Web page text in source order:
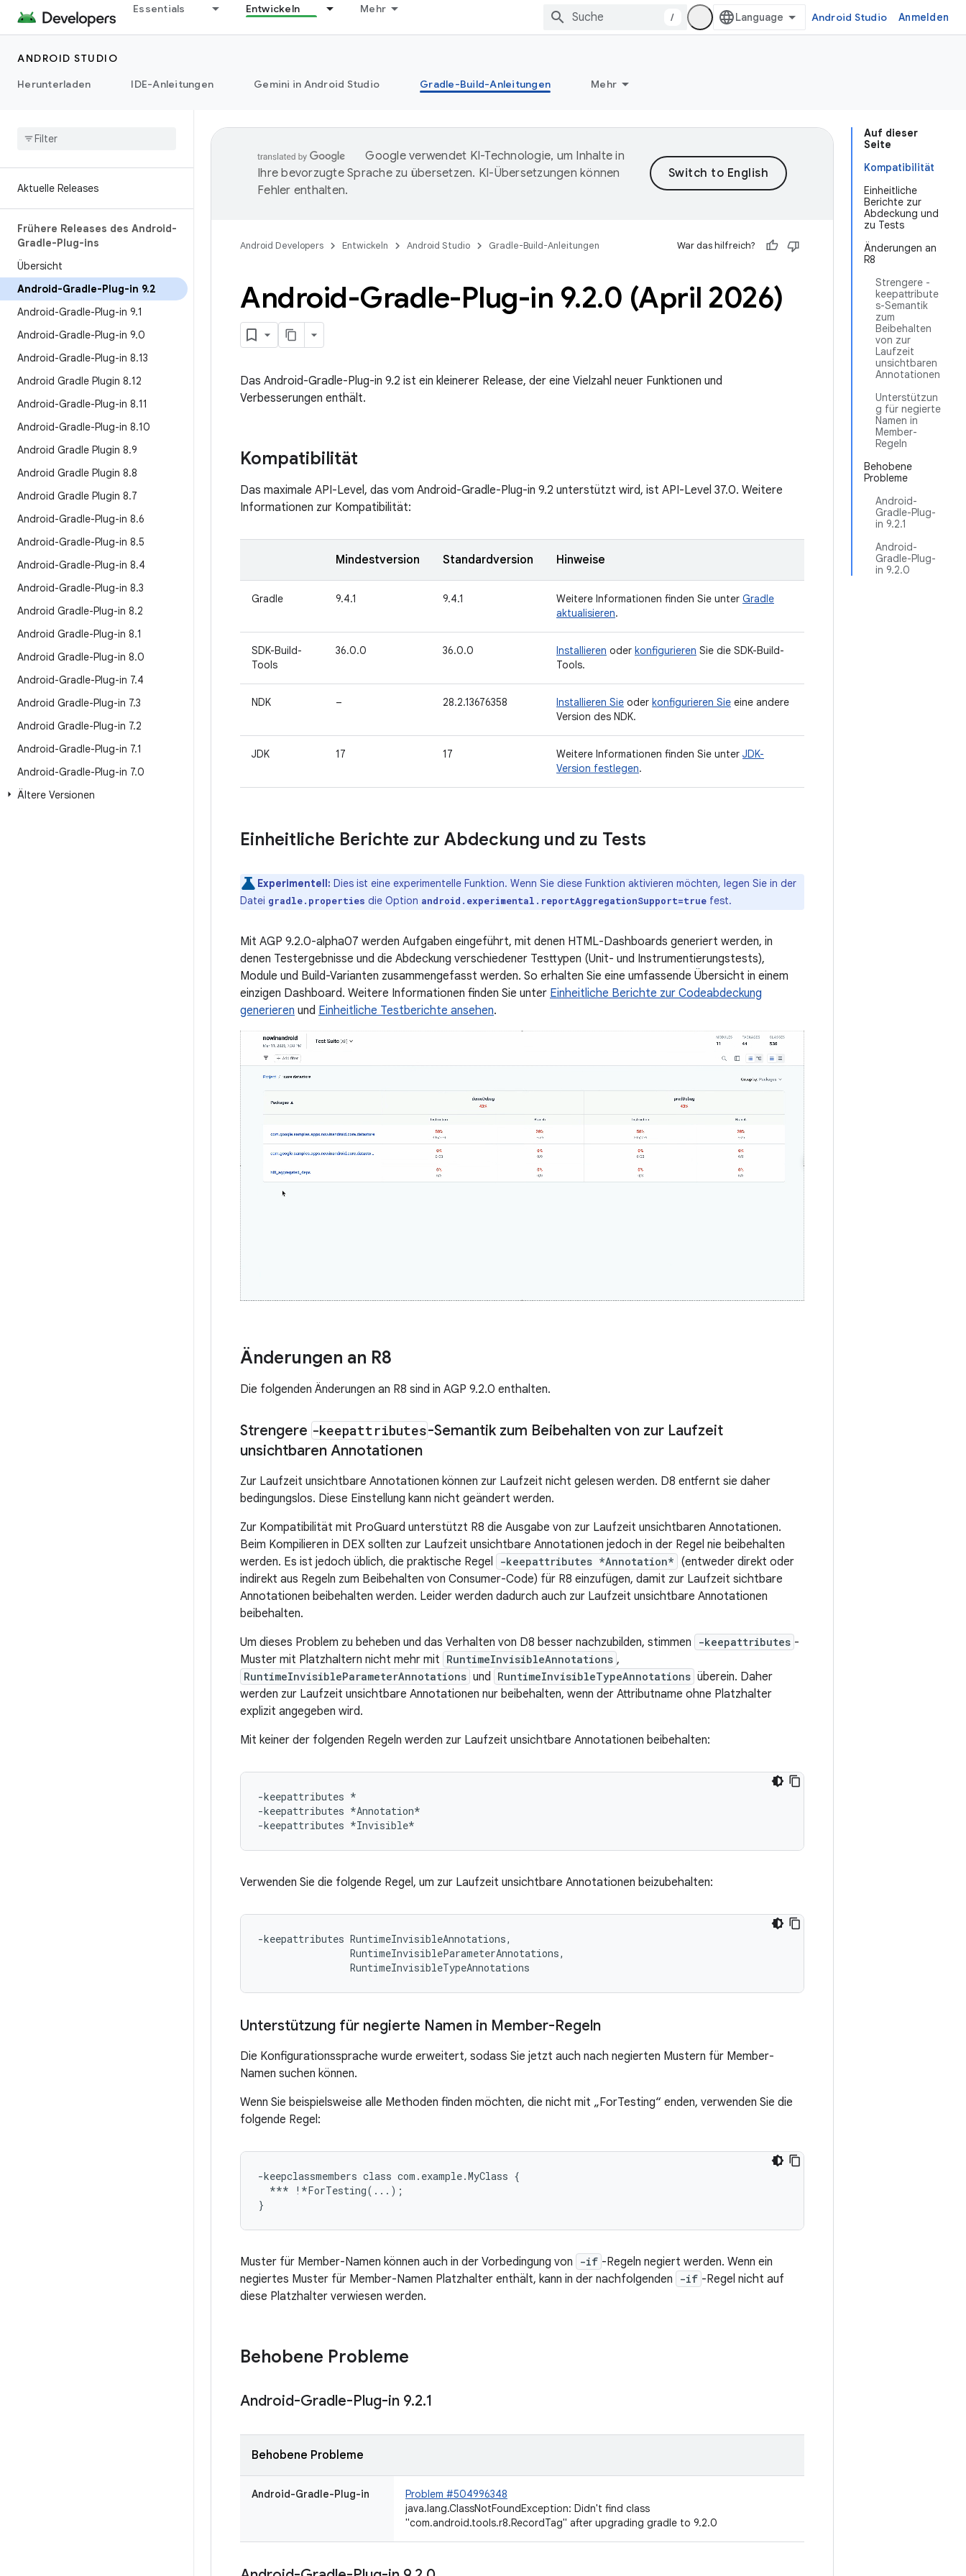
Essentials Entwickeln Mehr
/ Android Studio Anmelden
ANDROID STUDIO
Herunterladen
IDE-Anleitungen Gemini in Android Studio Gradle-Build-Anleitungen Mehr
Aktuelle Releases
Frühere Releases des Android-
Gradle-Plug-ins
Übersicht
Android-Gradle-Plug-in 9.2
Android-Gradle-Plug-in 9.1
Android-Gradle-Plug-in 9.0
Android-Gradle-Plug-in 8.13
Android Gradle Plugin 8.12
Android-Gradle-Plug-in 8.11
Android-Gradle-Plug-in 8.10
Android Gradle Plugin 8.9
Android Gradle Plugin 8.8
Android Gradle Plugin 8.7
Android-Gradle-Plug-in 8.6
Android-Gradle-Plug-in 8.5
Android-Gradle-Plug-in 8.4
Android-Gradle-Plug-in 8.3
Android Gradle-Plug-in 8.2
Android Gradle-Plug-in 8.1
Android Gradle-Plug-in 8.0
Android-Gradle-Plug-in 7.4
Android Gradle-Plug-in 7.3
Android Gradle-Plug-in 7.2
Android-Gradle-Plug-in 7.1
Android-Gradle-Plug-in 7.0
Ältere Versionen
Auf dieser
Seite
Kompatibilität
Einheitliche
Berichte zur
Abdeckung und
zu Tests
Änderungen an
R8
Strengere -
keepattribute
s-Semantik
zum
Beibehalten
von zur
Laufzeit
unsichtbaren
Annotationen
Unterstützun
g für negierte
Namen in
Member-
Regeln
Behobene
Probleme
Android-
Gradle-Plug-
in 9.2.1
Android-
Gradle-Plug-
in 9.2.0
Google verwendet KI-Technologie, um Inhalte in
Ihre bevorzugte Sprache zu übersetzen. KI-Übersetzungen können
Fehler enthalten.
Android Developers Entwickeln Android Studio Gradle-Build-Anleitungen War das hilfreich?
Android-Gradle-Plug-in 9.2.0 (April 2026)
Das Android-Gradle-Plug-in 9.2 ist ein kleinerer Release, der eine Vielzahl neuer Funktionen und
Verbesserungen enthält.
Kompatibilität
Das maximale API-Level, das vom Android-Gradle-Plug-in 9.2 unterstützt wird, ist API-Level 37.0. Weitere
Informationen zur Kompatibilität:
Mindestversion Standardversion Hinweise
Gradle 9.4.1 9.4.1 Weitere Informationen finden Sie unter Gradle
aktualisieren.
SDK-Build-
Tools
36.0.0 36.0.0 Installieren oder konfigurieren Sie die SDK-Build-
Tools.
NDK – 28.2.13676358 Installieren Sie oder konfigurieren Sie eine andere
Version des NDK.
JDK 17 17 Weitere Informationen finden Sie unter JDK-
Version festlegen.
Einheitliche Berichte zur Abdeckung und zu Tests
Experimentell: Dies ist eine experimentelle Funktion. Wenn Sie diese Funktion aktivieren möchten, legen Sie in der
Datei gradle.properties die Option android.experimental.reportAggregationSupport=true fest.
Mit AGP 9.2.0-alpha07 werden Aufgaben eingeführt, mit denen HTML-Dashboards generiert werden, in
denen Testergebnisse und die Abdeckung verschiedener Testtypen (Unit- und Instrumentierungstests),
Module und Build-Varianten zusammengefasst werden. So erhalten Sie eine umfassende Übersicht in einem
einzigen Dashboard. Weitere Informationen finden Sie unter Einheitliche Berichte zur Codeabdeckung
generieren und Einheitliche Testberichte ansehen.
Änderungen an R8
Die folgenden Änderungen an R8 sind in AGP 9.2.0 enthalten.
Strengere -keepattributes-Semantik zum Beibehalten von zur Laufzeit
unsichtbaren Annotationen
Zur Laufzeit unsichtbare Annotationen können zur Laufzeit nicht gelesen werden. D8 entfernt sie daher
bedingungslos. Diese Einstellung kann nicht geändert werden.
Zur Kompatibilität mit ProGuard unterstützt R8 die Ausgabe von zur Laufzeit unsichtbaren Annotationen.
Beim Kompilieren in DEX sollten zur Laufzeit unsichtbare Annotationen jedoch in der Regel nie beibehalten
werden. Es ist jedoch üblich, die praktische Regel
-keepattributes *Annotation* (entweder direkt oder
indirekt aus Regeln zum Beibehalten von Consumer-Code) für R8 einzufügen, damit zur Laufzeit sichtbare
Annotationen beibehalten werden. Leider werden dadurch auch zur Laufzeit unsichtbare Annotationen
beibehalten.
Um dieses Problem zu beheben und das Verhalten von D8 besser nachzubilden, stimmen
-keepattributes -
Muster mit Platzhaltern nicht mehr mit RuntimeInvisibleAnnotations ,
RuntimeInvisibleParameterAnnotations und RuntimeInvisibleTypeAnnotations überein. Daher
werden zur Laufzeit unsichtbare Annotationen nur beibehalten, wenn der Attributname ohne Platzhalter
explizit angegeben wird.
Mit keiner der folgenden Regeln werden zur Laufzeit unsichtbare Annotationen beibehalten:
-keepattributes *
-keepattributes *Annotation*
Verwenden Sie die folgende Regel, um zur Laufzeit unsichtbare Annotationen beizubehalten:
-keepattributes RuntimeInvisibleAnnotations,
                RuntimeInvisibleParameterAnnotations,
Unterstützung für negierte Namen in Member-Regeln
Die Konfigurationssprache wurde erweitert, sodass Sie jetzt auch nach negierten Mustern für Member-
Namen suchen können.
Wenn Sie beispielsweise alle Methoden finden möchten, die nicht mit „ForTesting“ enden, verwenden Sie die
folgende Regel:
-keepclassmembers class com.example.MyClass {
  *** !*ForTesting(...);
Muster für Member-Namen können auch in der Vorbedingung von -if -Regeln negiert werden. Wenn ein
negiertes Muster für Member-Namen Platzhalter enthält, kann in der nachfolgenden
-if -Regel nicht auf
diese Platzhalter verwiesen werden.
Behobene Probleme
Android-Gradle-Plug-in 9.2.1
Behobene Probleme
Android-Gradle-Plug-in
Problem #504996348
java.lang.ClassNotFoundException: Didn't find class
"com.android.tools.r8.RecordTag" after upgrading gradle to 9.2.0